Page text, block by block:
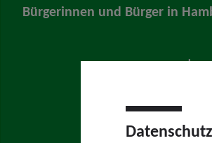
Bürgerinnen und Bürger in